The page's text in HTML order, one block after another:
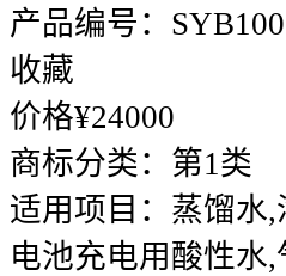
产品编号：
收藏
价格¥24000
商标分类： 第1类
适用项目： 蒸馏水
电池充电用酸性水